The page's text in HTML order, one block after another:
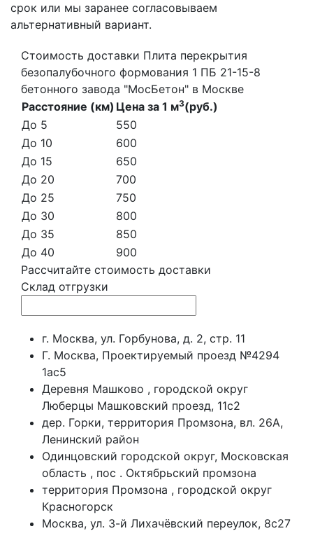
срок или мы заранее согласовываем
альтернативный вариант.
Стоимость доставки Плита перекрытия
безопалубочного формования 1 ПБ 21-15-8
бетонного завода "МосБетон" в Москве
Расстояние (км) Цена за 1 м3(руб.)
До 5
550
До 10
600
До 15
650
До 20
700
До 25
750
До 30
800
До 35
850
До 40
900
Рассчитайте стоимость доставки
Склад отгрузки
г. Москва, ул. Горбунова, д. 2, стр. 11
Г. Москва, Проектируемый проезд №4294
1ас5
Деревня Машково , городской округ
Люберцы Машковский проезд, 11с2
дер. Горки, территория Промзона, вл. 26А,
Ленинский район
Одинцовский городской округ, Московская
область , пос . Октябрьский промзона
территория Промзона , городской округ
Красногорск
Москва, ул. 3-й Лихачёвский переулок, 8с27